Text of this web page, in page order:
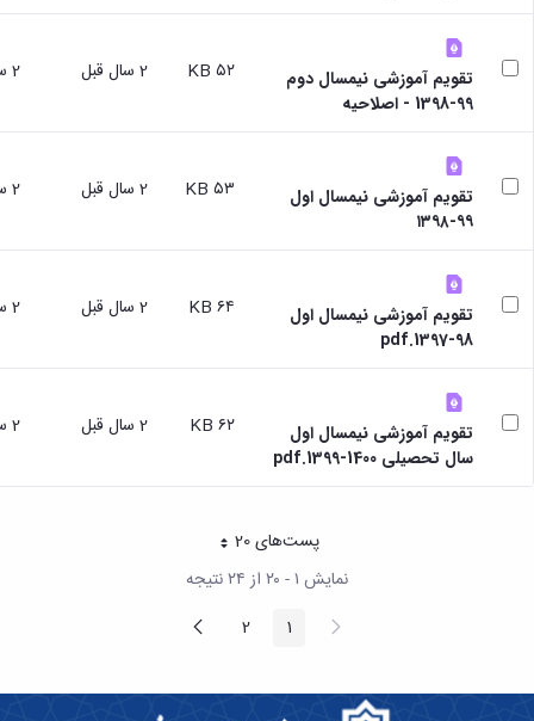
تقویم آموزشی نیمسال دوم
99-1398 - اصلاحیه
۵۲ KB 2 سال قبل 2 سال قبل
تقویم آموزشی نیمسال اول
۹۹-۱۳۹۸
۵۳ KB 2 سال قبل 2 سال قبل
تقویم آموزشی نیمسال اول
98-1397.pdf
۶۴ KB 2 سال قبل 2 سال قبل
تقویم آموزشی نیمسال اول
سال تحصیلی 1400-1399.pdf
۶۲ KB 2 سال قبل 2 سال قبل
پست‌‌های 20هر صفحه
نمایش ۱ - ۲۰ از ۲۴ نتیجه
پیغام
قبلی صفحه1 صفحه2 صفحه
بعد